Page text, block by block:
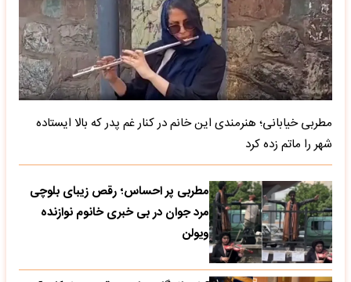
مطربی خیابانی؛ هنرمندی این خانم در کنار غم پدر که بالا ایستاده
شهر را ماتم زده کرد
مطربی پر احساس؛ رقص زیبای بلوچی
مرد جوان در بی خبری خانوم نوازنده
ویولن